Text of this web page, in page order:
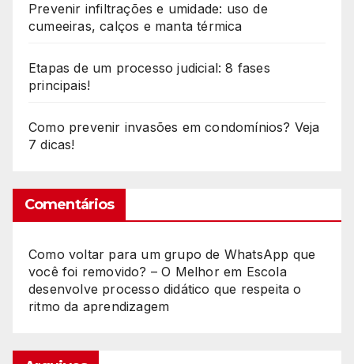
Prevenir infiltrações e umidade: uso de
cumeeiras, calços e manta térmica
Etapas de um processo judicial: 8 fases
principais!
Como prevenir invasões em condomínios? Veja
7 dicas!
Comentários
Como voltar para um grupo de WhatsApp que
você foi removido? – O Melhorem Escola
desenvolve processo didático que respeita o
ritmo da aprendizagem